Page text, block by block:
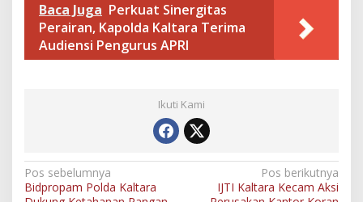
Baca Juga Perkuat Sinergitas
Perairan, Kapolda Kaltara Terima
Audiensi Pengurus APRI
Ikuti Kami
N
Pos sebelumnya
Bidpropam Polda Kaltara
Pos berikutnya
IJTI Kaltara Kecam Aksi